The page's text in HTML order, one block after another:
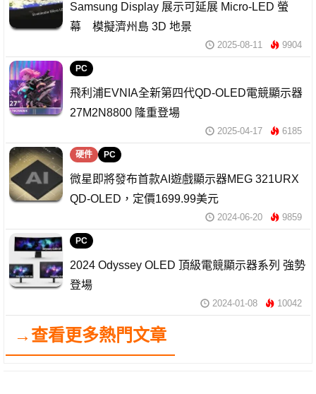
Samsung Display 展示可延展 Micro-LED 螢
幕 模擬濟州島 3D 地景
2025-08-11 9904
PC
飛利浦EVNIA全新第四代QD-OLED電競顯示器
27M2N8800 隆重登場
2025-04-17 6185
硬件 PC
微星即將發布首款AI遊戲顯示器MEG 321URX
QD-OLED，定價1699.99美元
2024-06-20 9859
PC
2024 Odyssey OLED 頂級電競顯示器系列 強勢
登場
2024-01-08 10042
→查看更多熱門文章